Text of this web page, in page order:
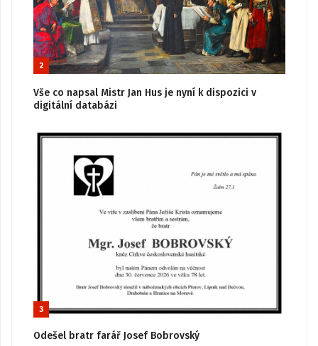
2
Vše co napsal Mistr Jan Hus je nyní k dispozici v
digitální databázi
3
Odešel bratr farář Josef Bobrovský